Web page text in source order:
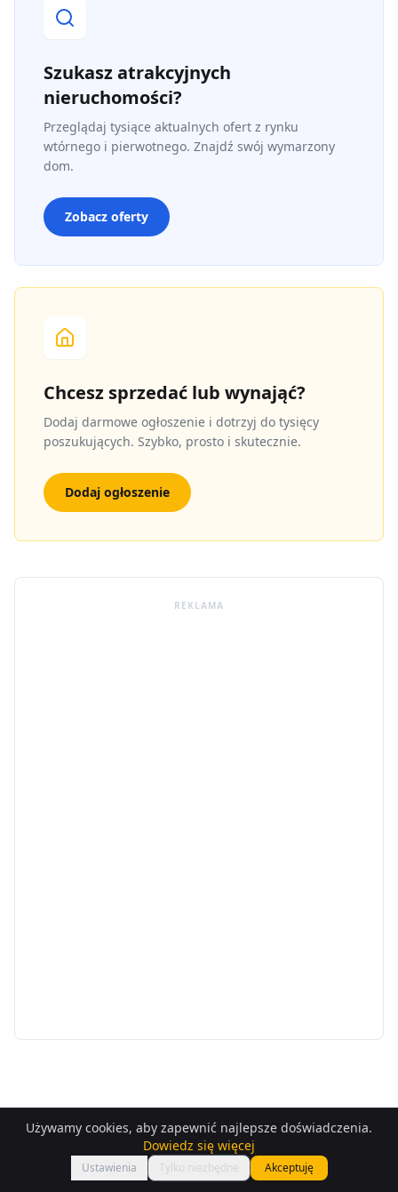
Szukasz atrakcyjnych
nieruchomości?
Przeglądaj tysiące aktualnych ofert z rynku
wtórnego i pierwotnego. Znajdź swój wymarzony
dom.
Zobacz oferty
Chcesz sprzedać lub wynająć?
Dodaj darmowe ogłoszenie i dotrzyj do tysięcy
poszukujących. Szybko, prosto i skutecznie.
Dodaj ogłoszenie
REKLAMA
Używamy cookies, aby zapewnić najlepsze doświadczenia.
Dowiedz się więcej
Ustawienia Tylko niezbędne Akceptuję